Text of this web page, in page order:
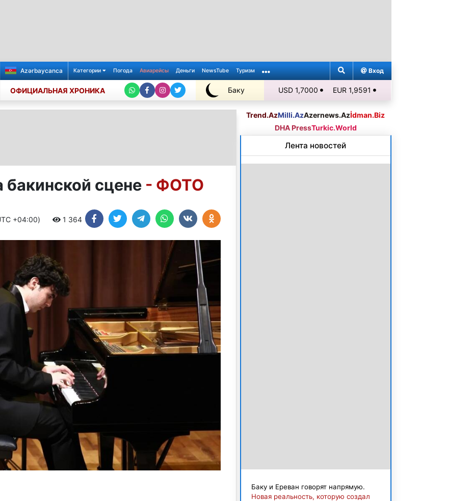
Azərbaycanca Категории Погода Авиарейсы Деньги NewsTube Туризм Вход
ОФИЦИАЛЬНАЯ ХРОНИКА Баку
+29℃
USD 1,7000 EUR 1,9591
бакинской сцене - ФОТО
+04:00) 1 364
Trend.AzMilli.AzAzernews.Azİdman.Biz
DHA PressTurkic.World
Лента новостей
Баку и Ереван говорят напрямую.
Новая реальность, которую создал